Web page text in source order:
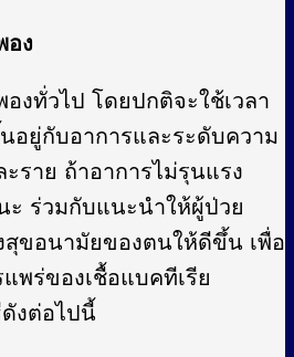
อง
งทั่วไป โดยปกติจะใช้เวลา
อยู่กับอาการและระดับความ
ราย ถ้าอาการไม่รุนแรง
ร่วมกับแนะนำให้ผู้ป่วย
สุขอนามัยของตนให้ดีขึ้น เพื่อ
พร่ของเชื้อแบคทีเรีย
งต่อไปนี้